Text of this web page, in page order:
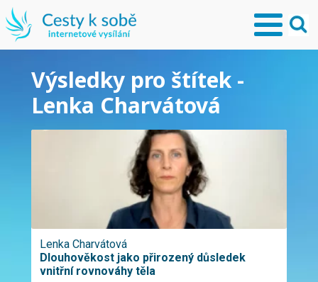
Výsledky pro štítek -
Lenka Charvátová
Lenka Charvátová
Dlouhověkost jako přirozený důsledek
vnitřní rovnováhy těla